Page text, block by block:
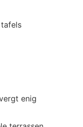
enig